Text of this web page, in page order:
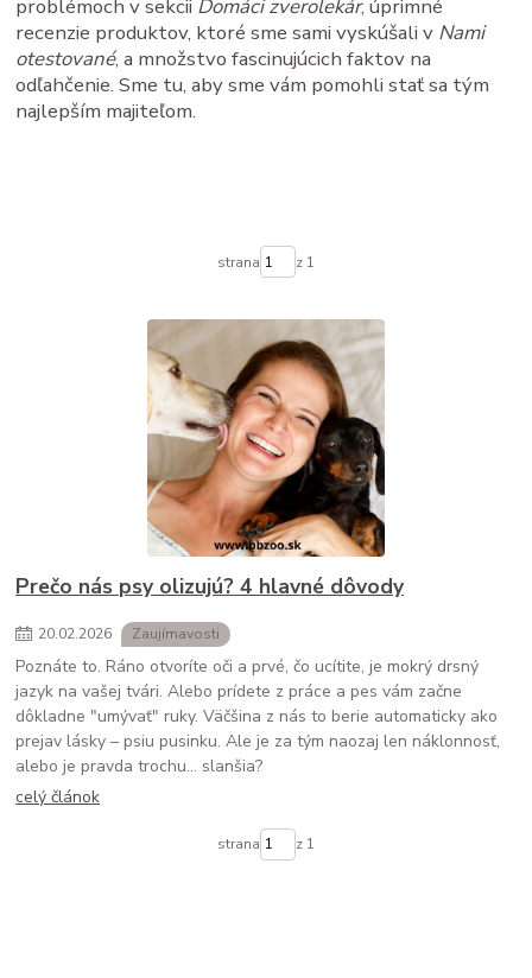
problémoch v sekcii Domáci zverolekár, úprimné
recenzie produktov, ktoré sme sami vyskúšali v Nami
otestované, a množstvo fascinujúcich faktov na
odľahčenie. Sme tu, aby sme vám pomohli stať sa tým
najlepším majiteľom.
strana z 1
Prečo nás psy olizujú? 4 hlavné dôvody
20.02.2026 Zaujímavosti
Poznáte to. Ráno otvoríte oči a prvé, čo ucítite, je mokrý drsný
jazyk na vašej tvári. Alebo prídete z práce a pes vám začne
dôkladne "umývať" ruky. Väčšina z nás to berie automaticky ako
prejav lásky – psiu pusinku. Ale je za tým naozaj len náklonnosť,
alebo je pravda trochu... slanšia?
celý článok
strana z 1